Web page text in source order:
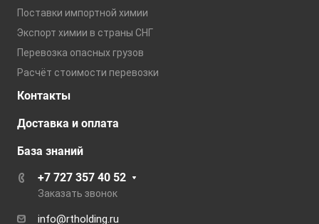
Поставки импортной химии
Экспорт химии в страны СНГ
Перевозка опасных грузов
Расчёт стоимости перевозки
Контакты
Доставка и оплата
База знаний
+7 727 357 40 52
Заказать звонок
info@rtholding.ru